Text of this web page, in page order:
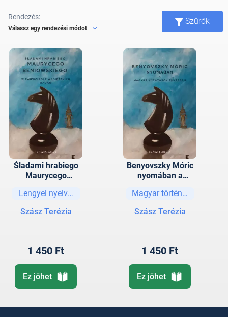
Rendezés:
Válassz egy rendezési módot
Szűrők
Śladami hrabiego
Maurycego
zwierciadle
Lengyel nyelvű könyvek
Szász Terézia
1 450 Ft
Ez jöhet
Benyovszky Móric
nyomában a
tükrében
Magyar történelem
Szász Terézia
1 450 Ft
Ez jöhet